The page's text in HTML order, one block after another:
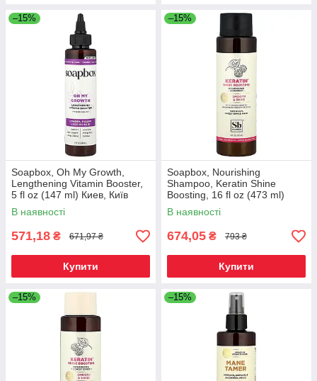
–15%
Soapbox, Oh My Growth,
Lengthening Vitamin Booster,
5 fl oz (147 ml) Киев, Київ
В наявності
571,18 ₴ 671,97 ₴
Купити
–15%
Soapbox, Nourishing
Shampoo, Keratin Shine
Boosting, 16 fl oz (473 ml)
Киев, Київ
В наявності
674,05 ₴ 793 ₴
Купити
–15% –15%